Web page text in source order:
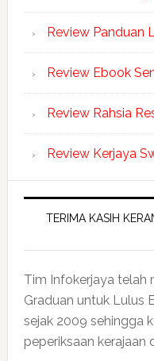
Review Panduan
Review Ebook
Review Rahsia
Review Kerjaya
TERIMA KASIH
Tim Infokerjaya telah
Graduan untuk Lulus
sejak 2009 sehingga
peperiksaan kerajaan